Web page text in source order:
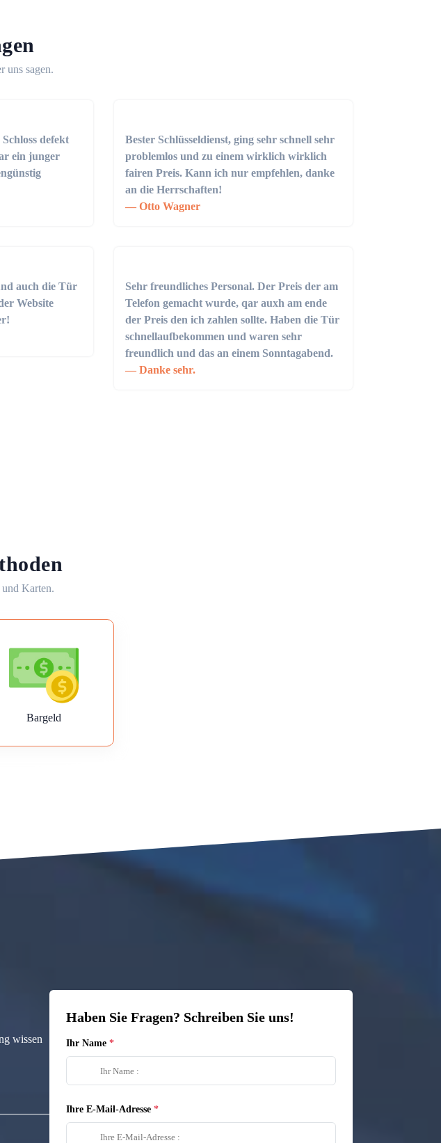
uns sagen.
defekt
ein junger
Bester Schlüsseldienst, ging sehr schnell sehr
problemlos und zu einem wirklich wirklich
fairen Preis. Kann ich nur empfehlen, danke
an die Herrschaften!
Otto Wagner
auch die Tür
Website
Sehr freundliches Personal. Der Preis der am
Telefon gemacht wurde, qar auxh am ende
der Preis den ich zahlen sollte. Haben die Tür
schnellaufbekommen und waren sehr
freundlich und das an einem Sonntagabend.
Danke sehr.
Karten.
Bargeld
wissen
Haben Sie Fragen? Schreiben Sie uns!
Ihr Name
Ihre E-Mail-Adresse